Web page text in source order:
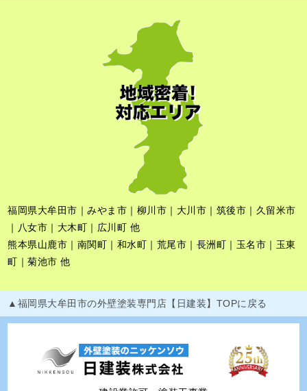
福岡県大牟田市｜みやま市｜柳川市｜大川市｜筑後市｜久留米市
｜八女市｜大木町｜広川町 他
熊本県山鹿市｜南関町｜和水町｜荒尾市｜長洲町｜玉名市｜玉東
町｜菊池市 他
▲福岡県大牟田市の外壁塗装専門店【日建装】TOPに戻る